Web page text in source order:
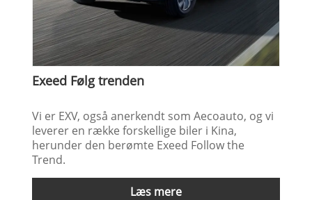
Exeed Følg trenden
Vi er EXV, også anerkendt som Aecoauto, og vi
leverer en række forskellige biler i Kina,
herunder den berømte Exeed Follow the
Trend.
Læs mere